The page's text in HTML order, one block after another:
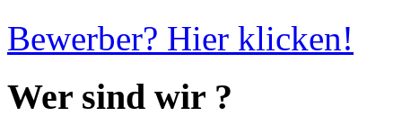
Bewerber? Hier klicken!
Wer sind wir ?